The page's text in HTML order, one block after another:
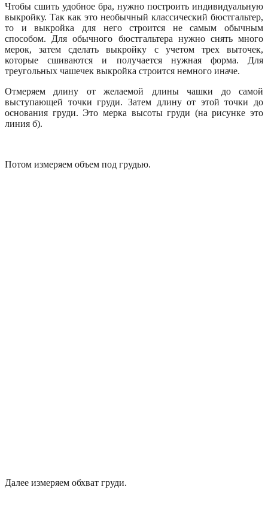
Чтобы сшить удобное бра, нужно построить индивидуальную
выкройку. Так как это необычный классический бюстгальтер,
то и выкройка для него строится не самым обычным
способом. Для обычного бюстгальтера нужно снять много
мерок, затем сделать выкройку с учетом трех выточек,
которые сшиваются и получается нужная форма. Для
треугольных чашечек выкройка строится немного иначе.
Отмеряем длину от желаемой длины чашки до самой
выступающей точки груди. Затем длину от этой точки до
основания груди. Это мерка высоты груди (на рисунке это
линия б).
Потом измеряем объем под грудью.
Далее измеряем обхват груди.